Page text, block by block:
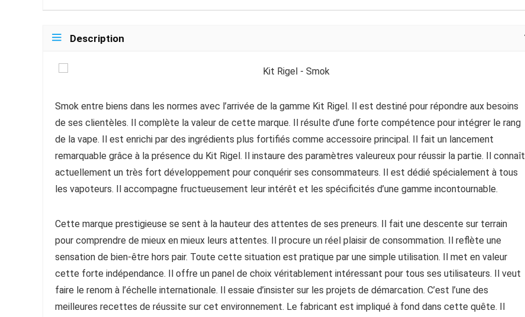
Description
Smok entre biens dans les normes avec l’arrivée de la gamme Kit Rigel. Il est destiné pour répondre aux besoins
de ses clientèles. Il complète la valeur de cette marque. Il résulte d’une forte compétence pour intégrer le rang
de la vape. Il est enrichi par des ingrédients plus fortifiés comme accessoire principal. Il fait un lancement
remarquable grâce à la présence du Kit Rigel. Il instaure des paramètres valeureux pour réussir la partie. Il connaît
actuellement un très fort développement pour conquérir ses consommateurs. Il est dédié spécialement à tous
les vapoteurs. Il accompagne fructueusement leur intérêt et les spécificités d’une gamme incontournable.
Cette marque prestigieuse se sent à la hauteur des attentes de ses preneurs. Il fait une descente sur terrain
pour comprendre de mieux en mieux leurs attentes. Il procure un réel plaisir de consommation. Il reflète une
sensation de bien-être hors pair. Toute cette situation est pratique par une simple utilisation. Il met en valeur
cette forte indépendance. Il offre un panel de choix véritablement intéressant pour tous ses utilisateurs. Il veut
faire le renom à l’échelle internationale. Il essaie d’insister sur les projets de démarcation. C’est l’une des
meilleures recettes de réussite sur cet environnement. Le fabricant est impliqué à fond dans cette quête. Il